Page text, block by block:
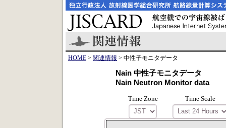
HOME > 関連情報 > 中性子モニタデータ
Nain 中性子モニタデータ
Nain Neutron Monitor data
Time Zone Time Scale